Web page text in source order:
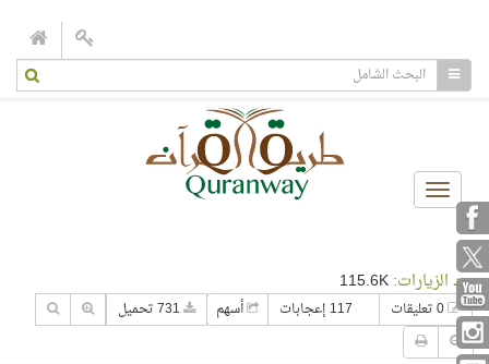
Toggle
navigation
عدد الزيارات:
117 إعجابات أسهم